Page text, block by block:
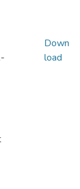
Down
load